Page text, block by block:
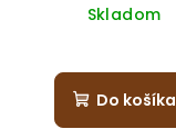
Skladom
Do košíka